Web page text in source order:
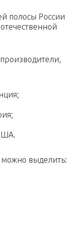
полосы России
можно выделить: